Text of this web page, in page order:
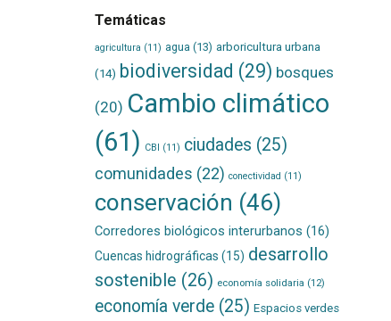
Temáticas
agricultura (11) agua (13) arboricultura urbana
(14) biodiversidad (29) bosques
(20) Cambio climático
(61) CBI (11) ciudades (25)
comunidades (22) conectividad (11)
conservación (46)
Corredores biológicos interurbanos (16)
Cuencas hidrográficas (15) desarrollo
sostenible (26) economía solidaria (12)
economía verde(25) Espacios verdes